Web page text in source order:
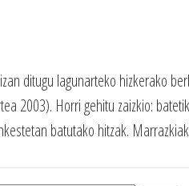
ditugu lagunarteko hizkerako
2003). Horri gehitu zaizkio:
batutako hitzak.